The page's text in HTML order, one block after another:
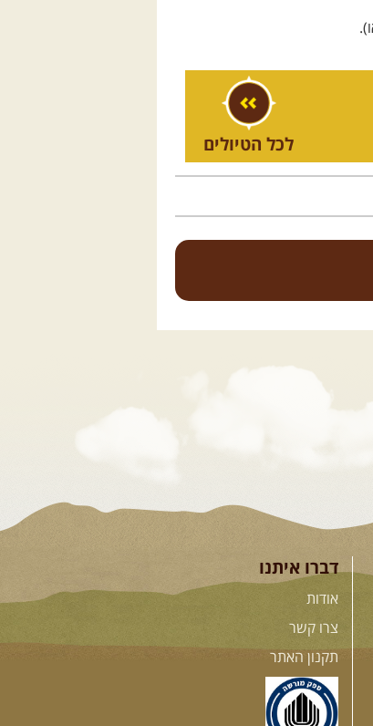
לכל הטיולים
.
דברו איתנו
אודות
צרו קשר
תקנון האתר